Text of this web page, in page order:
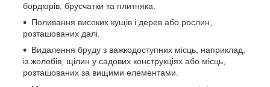
бордюрів, брусчатки та плитняка.
Поливання високих кущів і дерев або рослин,
розташованих далі.
Видалення бруду з важкодоступних місць, наприклад,
із жолобів, щілин у садових конструкціях або місць,
розташованих за вищими елементами.